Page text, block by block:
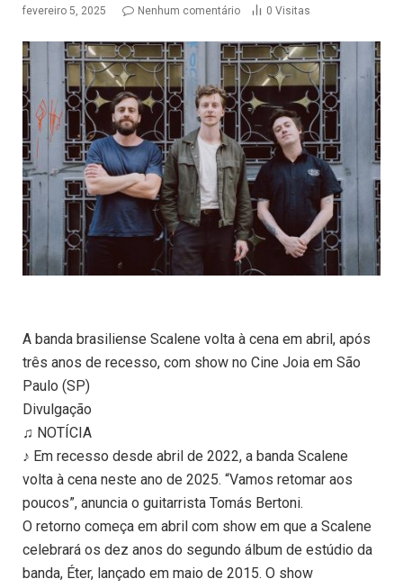
fevereiro 5, 2025 Nenhum comentário 0 Visitas
A banda brasiliense Scalene volta à cena em abril, após
três anos de recesso, com show no Cine Joia em São
Paulo (SP)
Divulgação
♫ NOTÍCIA
♪ Em recesso desde abril de 2022, a banda Scalene
volta à cena neste ano de 2025. “Vamos retomar aos
poucos”, anuncia o guitarrista Tomás Bertoni.
O retorno começa em abril com show em que a Scalene
celebrará os dez anos do segundo álbum de estúdio da
banda, Éter, lançado em maio de 2015. O show